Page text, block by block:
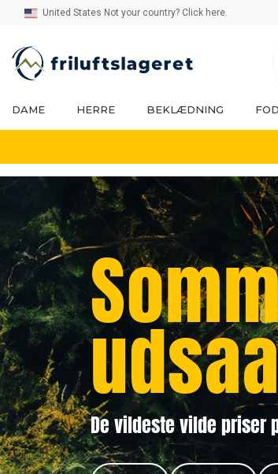
United States Not your country? Click here.
DAME HERRE BEKLÆDNING
De vildeste vilde priser